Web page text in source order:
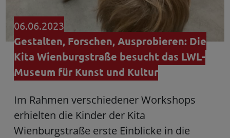
06.06.2023
Gestalten, Forschen, Ausprobieren: Die
Kita Wienburgstraße besucht das LWL-
Museum für Kunst und Kultur
Im Rahmen verschiedener Workshops
erhielten die Kinder der Kita
Wienburgstraße erste Einblicke in die